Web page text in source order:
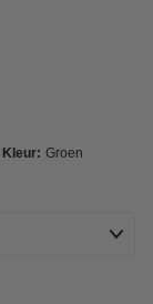
Kleur: Groen